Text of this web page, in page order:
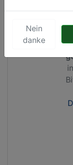
Nein
danke